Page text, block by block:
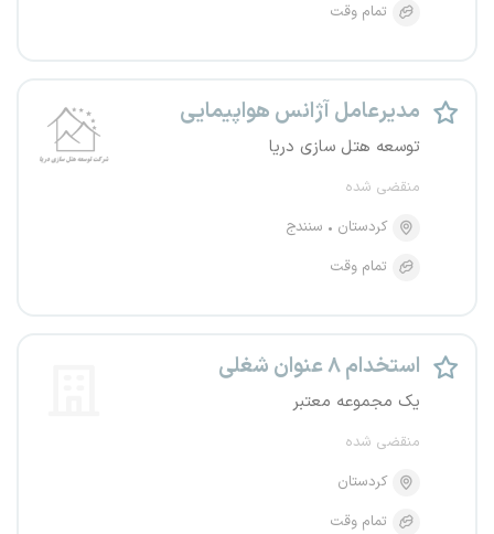
تمام وقت
مدیرعامل آژانس هواپیمایی
توسعه هتل سازی دریا
منقضی شده
کردستان
سنندج
تمام وقت
استخدام ۸ عنوان شغلی
یک مجموعه معتبر
منقضی شده
کردستان
تمام وقت